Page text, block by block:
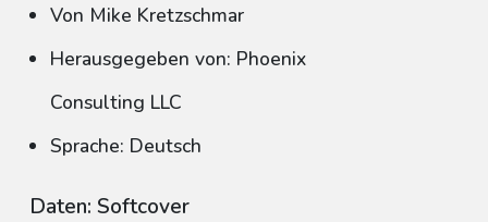
Von Mike Kretzschmar
Herausgegeben von: Phoenix
Consulting LLC
Sprache: Deutsch
Daten: Softcover